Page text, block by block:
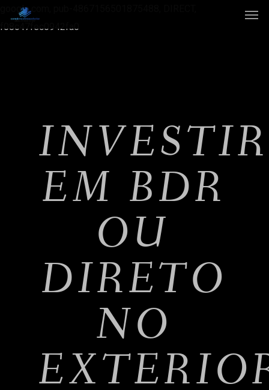
google.com, pub-4867156501875488, DIRECT,
f08c47fec0942fa0
INVESTIR
EM BDR
OU
DIRETO
NO